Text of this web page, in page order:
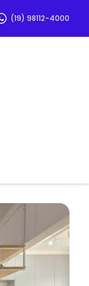
(19) 98112-4000